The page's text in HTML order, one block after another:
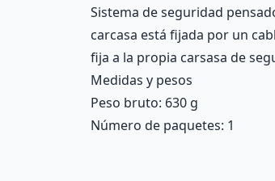
Sistema de seguridad
carcasa está fijada por un
fija a la propia carsasa de
Medidas y pesos
Peso bruto: 630 g
Número de paquetes: 1